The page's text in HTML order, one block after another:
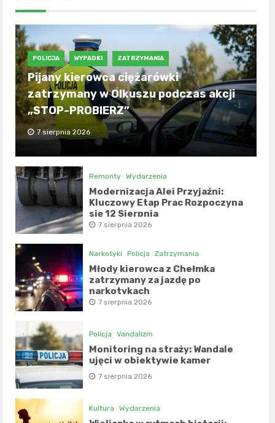
POLICJA WYPADKI ZATRZYMANIA
Pijany kierowca ciężarówki
zatrzymany w Olkuszu podczas akcji
„STOP-PROBIERZ”
7 sierpnia 2026
Remonty Wydarzenia
Modernizacja Alei Przyjaźni:
Kluczowy Etap Prac Rozpoczyna
się 12 Sierpnia
7 sierpnia 2026
Narkotyki Policja Zatrzymania
Młody kierowca z Chełmka
zatrzymany za jazdę po
narkotykach
7 sierpnia 2026
Policja Vandalizm
Monitoring na straży: Wandale
ujęci w obiektywie kamer
7 sierpnia 2026
Kultura Wydarzenia